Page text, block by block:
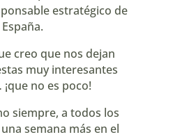
estratégico de
creo que nos dejan
muy interesantes
no es poco!
siempre, a todos los
semana más en el